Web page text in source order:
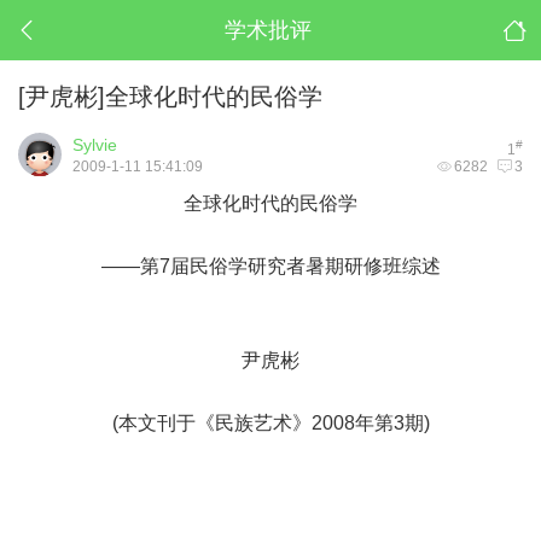
学术批评
[尹虎彬]全球化时代的民俗学
1#
Sylvie
6282 3
2009-1-11 15:41:09
全球化时代的民俗学
——第7届民俗学研究者暑期研修班综述
尹虎彬
(本文刊于《民族艺术》2008年第3期)